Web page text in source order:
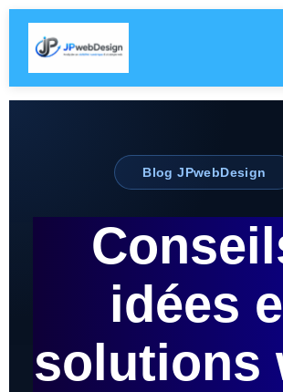
Blog JPwebDesign
idées
solutions